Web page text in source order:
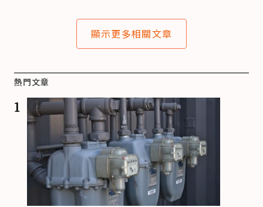
顯示更多相關文章
熱門文章
1